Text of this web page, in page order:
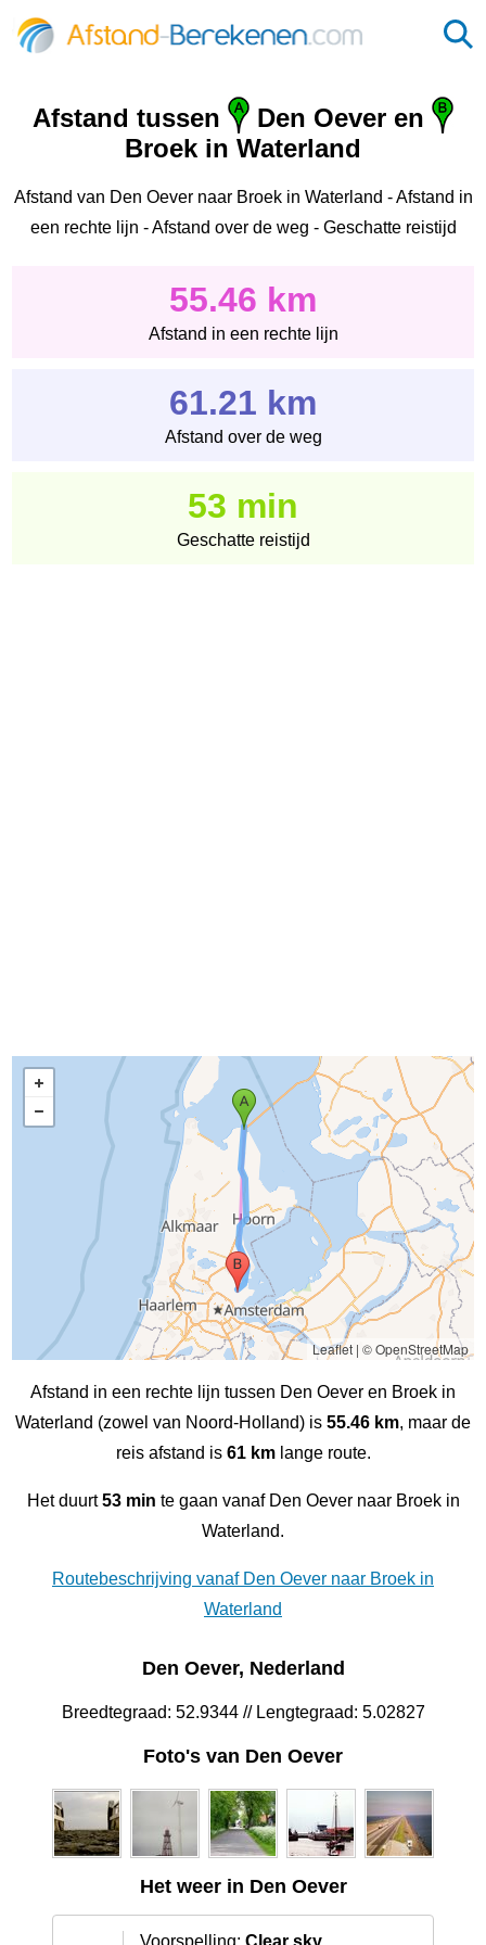
Afstand tussen
Den Oever en
Broek in Waterland
Afstand van Den Oever naar Broek in Waterland - Afstand in
een rechte lijn - Afstand over de weg - Geschatte reistijd
55.46 km
Afstand in een rechte lijn
61.21 km
Afstand over de weg
53 min
Geschatte reistijd
Leaflet| © OpenStreetMap
Afstand in een rechte lijn tussen Den Oever en Broek in
Waterland (zowel van Noord-Holland) is 55.46 km, maar de
reis afstand is 61 kmlange route.
Het duurt53 min te gaan vanaf Den Oever naar Broek in
Waterland.
Routebeschrijving vanaf Den Oever naar Broek in
Waterland
Den Oever, Nederland
Breedtegraad: 52.9344 // Lengtegraad: 5.02827
Foto's van Den Oever
Het weer in Den Oever